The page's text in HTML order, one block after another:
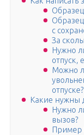
с
За
Нужно
отпуск,
Можно
отпуске?
Какие нужны
Нужно
вызов?
Пример